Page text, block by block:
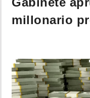
SUCESOS
POLÍTICA
millonario